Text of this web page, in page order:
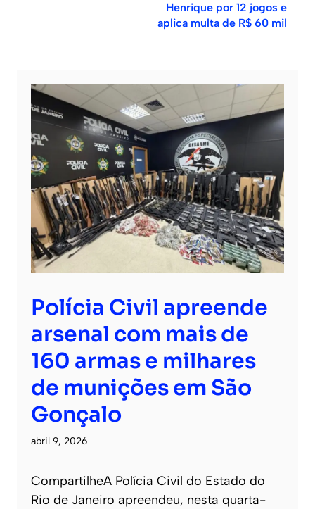
Henrique por 12 jogos e
aplica multa de R$ 60 mil
Polícia Civil apreende
arsenal com mais de
160 armas e milhares
de munições em São
Gonçalo
abril 9, 2026
CompartilheA Polícia Civil do Estado do
Rio de Janeiro apreendeu, nesta quarta-